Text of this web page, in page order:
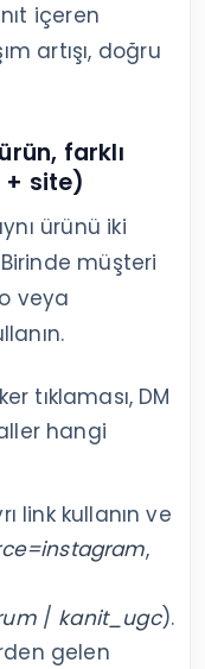
içeren
artışı, doğru
farklı
+ site)
ürünü iki
Birinde müşteri
veya
tıklaması, DM
hangi
link kullanın ve
,
/ kanit_ugc).
gelen